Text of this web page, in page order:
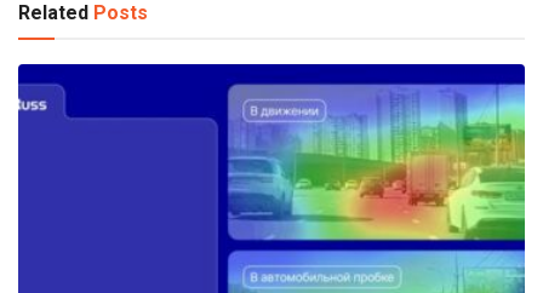
Related Posts